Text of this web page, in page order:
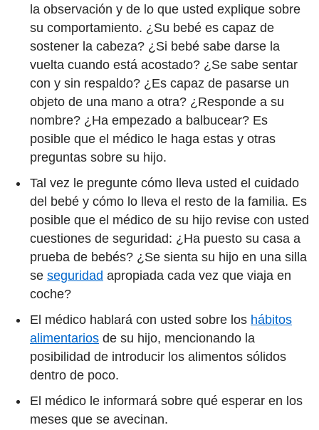
la observación y de lo que usted explique sobre
su comportamiento. ¿Su bebé es capaz de
sostener la cabeza? ¿Si bebé sabe darse la
vuelta cuando está acostado? ¿Se sabe sentar
con y sin respaldo? ¿Es capaz de pasarse un
objeto de una mano a otra? ¿Responde a su
nombre? ¿Ha empezado a balbucear? Es
posible que el médico le haga estas y otras
preguntas sobre su hijo.
Tal vez le pregunte cómo lleva usted el cuidado
del bebé y cómo lo lleva el resto de la familia. Es
posible que el médico de su hijo revise con usted
cuestiones de seguridad: ¿Ha puesto su casa a
prueba de bebés? ¿Se sienta su hijo en una silla
se seguridad apropiada cada vez que viaja en
coche?
El médico hablará con usted sobre los hábitos
alimentarios de su hijo, mencionando la
posibilidad de introducir los alimentos sólidos
dentro de poco.
El médico le informará sobre qué esperar en los
meses que se avecinan.